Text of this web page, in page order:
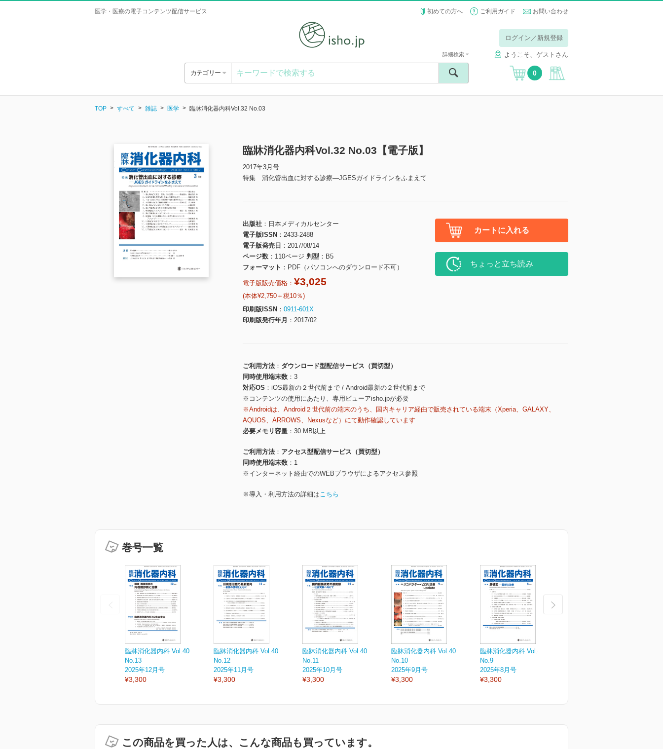
医学・医療の電子コンテンツ配信サービス 初めての方へ ご利用ガイド お問い合わせ
ログイン／新規登録
ようこそ、ゲストさん
カテゴリー
詳細検索
0
TOP すべて 雑誌 医学 臨牀消化器内科Vol.32 No.03
臨牀消化器内科Vol.32 No.03【電子版】
2017年3月号
特集 消化管出血に対する診療―JGESガイドラインをふまえて
出版社
日本メディカルセンター
電子版ISSN
2433-2488
電子版発売日
2017/08/14
ページ数
110ページ 判型
B5
フォーマット
PDF（パソコンへのダウンロード不可）
電子版販売価格： ¥3,025
(本体¥2,750＋税10％)
印刷版ISSN
0911-601X
印刷版発行年月
2017/02
カートに入れる
ちょっと立ち読み
ご利用方法
ダウンロード型配信サービス（買切型）
同時使用端末数
3
対応OS
iOS最新の２世代前まで / Android最新の２世代前まで
※コンテンツの使用にあたり、専用ビューアisho.jpが必要
※Androidは、Android２世代前の端末のうち、国内キャリア経由で販売されている端末（Xperia、GALAXY、
AQUOS、ARROWS、Nexusなど）にて動作確認しています
必要メモリ容量
30 MB以上
ご利用方法
アクセス型配信サービス（買切型）
同時使用端末数
1
※インターネット経由でのWEBブラウザによるアクセス参照
※導入・利用方法の詳細はこちら
巻号一覧
臨牀消化器内科 Vol.40
No.13
2025年12月号
¥3,300
臨牀消化器内科 Vol.40
No.12
2025年11月号
¥3,300
臨牀消化器内科 Vol.40
No.11
2025年10月号
¥3,300
臨牀消化器内科 Vol.40
No.10
2025年9月号
¥3,300
臨牀消化器内科 Vol.40
No.9
2025年8月号
¥3,300
この商品を買った人は、こんな商品も買っています。